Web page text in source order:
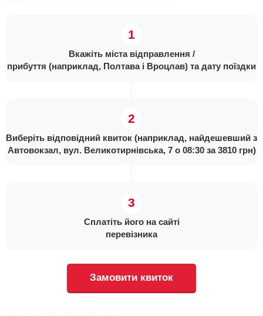
Вкажіть міста відправлення /
прибуття (наприклад, Полтава і Вроцлав) та дату поїздки
Виберіть відповідний квиток (наприклад, найдешевший з
Автовокзал, вул. Великотирнівська, 7 о 08:30 за 3810 грн)
Сплатіть його на сайті
перевізника
Замовити квиток